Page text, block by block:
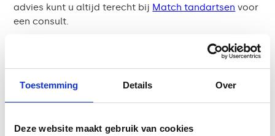
Toestemming Details Over
Deze website maakt gebruik van cookies
advies kunt u altijd terecht bij Match tandartsen voor
een consult.
Ongeacht uw voorkeur voor het moment van
tandenpoetsen, is het belangrijk dat u tweemaal per
dag poetst met een fluoride tandpasta. Als u twijfels
contact opnemen met uw tandarts. Uw gebit is uniek